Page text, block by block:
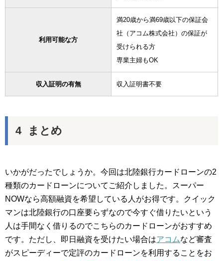
利用可能な方
満20歳から満69歳以下の保証会
社（アコム株式会社）の保証が
受けられる方
専業主婦もOK
収入証明の有無 収入証明書不要
まとめ
いかがだったでしょうか。今回は北陸銀行カードローンの2
種類のカードローンについてご紹介しました。スーパー
NOWなら高額融資を希望している人がお得です。クイック
マンは北陸銀行の口座要らずなので今すぐ借りたいという
人は手間なく借りるのでこちらのカードローンがおすすめ
です。ただし、即日融資を受けたい場合はアコムなど審査
がスピーディーで定評のカードローンを利用することをお